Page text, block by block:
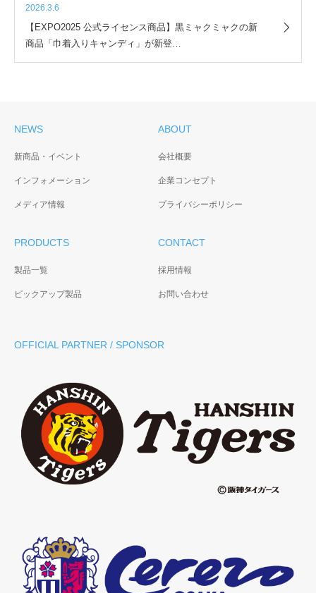
2026.3.6
【EXPO2025 公式ライセンス商品】黒ミャクミャクの新
商品「巾着入りキャンディ」が新登…
NEWS
新商品・イベント
インフォメーション
メディア情報
ABOUT
会社概要
企業コンセプト
プライバシーポリシー
PRODUCTS
製品一覧
ピックアップ製品
CONTACT
採用情報
お問い合わせ
OFFICIAL PARTNER / SPONSOR